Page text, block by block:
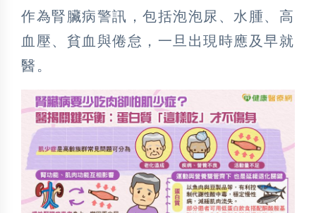
作為腎臟病警訊，包括泡泡尿、水腫、高
血壓、貧血與倦怠，一旦出現時應及早就
醫。